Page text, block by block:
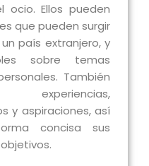
Ellos pueden
que pueden surgir
país extranjero, y
sobre temas
También
experiencias,
y aspiraciones, así
concisa sus